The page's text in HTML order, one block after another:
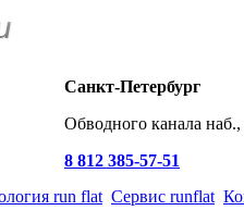
Санкт-Петербург
Обводного канала
8 812 385-57-51
run flat Сервис runflat